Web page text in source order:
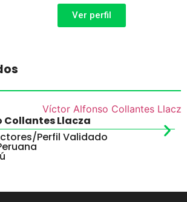
Ver perfil
Llacza
/Perfil Validado